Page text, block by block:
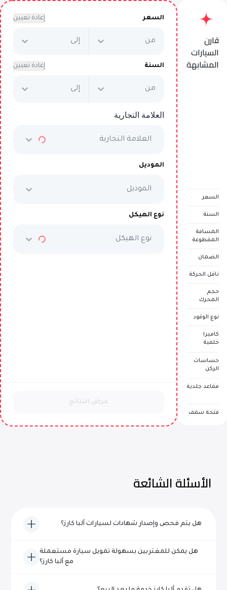
قارن
السيارات
المشابهة
السعر
السنة
المسافة
المقطوعة
الضمان
ناقل الحركة
حجم
المحرك
نوع الوقود
كاميرا
خلفية
حساسات
الركن
مقاعد جلدية
فتحة سقف
AED 4,113 /شهرياً
AED 209,999
السعر إعادة تعيين
من إلى
السنة إعادة تعيين
من إلى
العلامة التجارية
العلامة التجارية
الموديل
الموديل
نوع الهيكل
نوع الهيكل
عرض النتائج
الأسئلة الشائعة
هل يتم فحص وإصدار شهادات لسيارات ألبا كارز؟
نعم، تخضع كل مركبة من سيارات ألبا كارز لفحص شامل ويتم
اعتمادها من حيث الجودة والموثوقية قبل إدراجها للبيع.
هل يمكن للمغتربين بسهولة تمويل سيارة مستعملة
مع ألبا كارز؟
بالتأكيد! يتخصص فريقنا ذو الخبرة في مساعدة المغتربين في